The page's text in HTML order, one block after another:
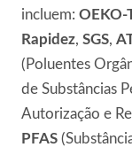
incluem: OEKO-
Rapidez, SGS,
(Poluentes
de Substâncias
Autorização e
PFAS